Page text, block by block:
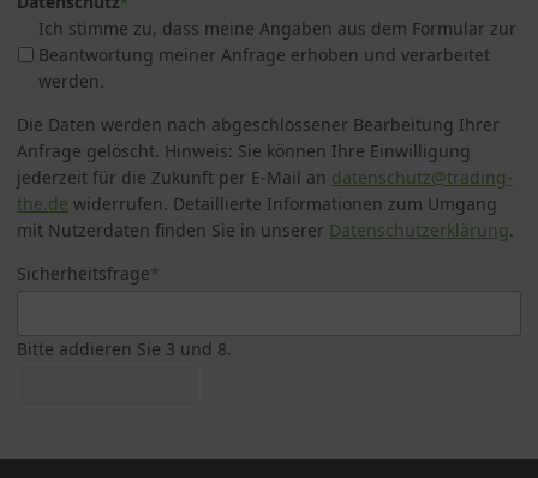
Ich stimme zu, dass meine Angaben aus dem Formular zur
Beantwortung meiner Anfrage erhoben und verarbeitet
werden.
Die Daten werden nach abgeschlossener Bearbeitung Ihrer
Anfrage gelöscht. Hinweis: Sie können Ihre Einwilligung
jederzeit für die Zukunft per E-Mail an datenschutz@trading-
the.de widerrufen. Detaillierte Informationen zum Umgang
mit Nutzerdaten finden Sie in unserer Datenschutzerklärung.
Sicherheitsfrage*
Bitte addieren Sie 3 und 8.